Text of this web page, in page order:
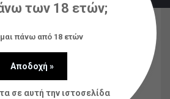
των 18 ετών;
πάνω από 18 ετών
σε αυτή την ιστοσελίδα